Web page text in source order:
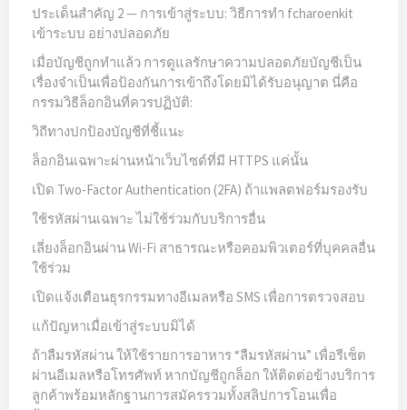
ประเด็นสำคัญ 2 — การเข้าสู่ระบบ: วิธีการทำ fcharoenkit
เข้าระบบ อย่างปลอดภัย
เมื่อบัญชีถูกทำแล้ว การดูแลรักษาความปลอดภัยบัญชีเป็น
เรื่องจำเป็นเพื่อป้องกันการเข้าถึงโดยมิได้รับอนุญาต นี่คือ
กรรมวิธีล็อกอินที่ควรปฏิบัติ:
วิถีทางปกป้องบัญชีที่ชี้แนะ
ล็อกอินเฉพาะผ่านหน้าเว็บไซต์ที่มี HTTPS แค่นั้น
เปิด Two-Factor Authentication (2FA) ถ้าแพลตฟอร์มรองรับ
ใช้รหัสผ่านเฉพาะ ไม่ใช้ร่วมกับบริการอื่น
เลี่ยงล็อกอินผ่าน Wi-Fi สาธารณะหรือคอมพิวเตอร์ที่บุคคลอื่น
ใช้ร่วม
เปิดแจ้งเตือนธุรกรรมทางอีเมลหรือ SMS เพื่อการตรวจสอบ
แก้ปัญหาเมื่อเข้าสู่ระบบมิได้
ถ้าลืมรหัสผ่าน ให้ใช้รายการอาหาร “ลืมรหัสผ่าน” เพื่อรีเซ็ต
ผ่านอีเมลหรือโทรศัพท์ หากบัญชีถูกล็อก ให้ติดต่อข้างบริการ
ลูกค้าพร้อมหลักฐานการสมัครรวมทั้งสลิปการโอนเพื่อ